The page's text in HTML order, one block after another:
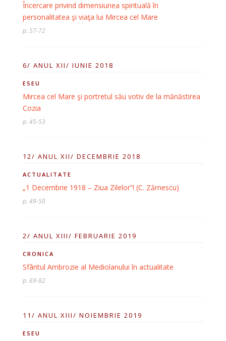
Încercare privind dimensiunea spirituală în
personalitatea şi viaţa lui Mircea cel Mare
p. 57-72
6/ ANUL XII/ IUNIE 2018
ESEU
Mircea cel Mare şi portretul său votiv de la mănăstirea
Cozia
p. 45-53
12/ ANUL XII/ DECEMBRIE 2018
ACTUALITATE
„1 Decembrie 1918 – Ziua Zilelor”! (C. Zărnescu)
p. 49-50
2/ ANUL XIII/ FEBRUARIE 2019
CRONICA
Sfântul Ambrozie al Mediolanului în actualitate
p. 69-82
11/ ANUL XIII/ NOIEMBRIE 2019
ESEU